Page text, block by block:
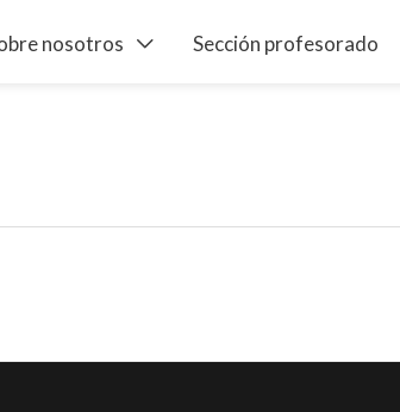
nosotros Sección profesorado